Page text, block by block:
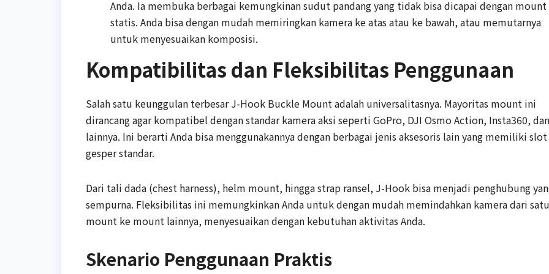
Anda. Ia membuka berbagai kemungkinan sudut pandang yang tidak bisa dicapai dengan mount
statis. Anda bisa dengan mudah memiringkan kamera ke atas atau ke bawah, atau memutarnya
untuk menyesuaikan komposisi.
Kompatibilitas dan Fleksibilitas Penggunaan
Salah satu keunggulan terbesar J-Hook Buckle Mount adalah universalitasnya. Mayoritas mount ini
dirancang agar kompatibel dengan standar kamera aksi seperti GoPro, DJI Osmo Action, Insta360, dan
lainnya. Ini berarti Anda bisa menggunakannya dengan berbagai jenis aksesoris lain yang memiliki slot
gesper standar.
Dari tali dada (chest harness), helm mount, hingga strap ransel, J-Hook bisa menjadi penghubung
sempurna. Fleksibilitas ini memungkinkan Anda untuk dengan mudah memindahkan kamera dari satu
mount ke mount lainnya, menyesuaikan dengan kebutuhan aktivitas Anda.
Skenario Penggunaan Praktis